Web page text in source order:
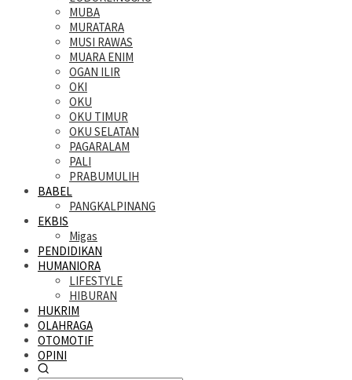
MUBA
MURATARA
MUSI RAWAS
MUARA ENIM
OGAN ILIR
OKI
OKU
OKU TIMUR
OKU SELATAN
PAGARALAM
PALI
PRABUMULIH
BABEL
PANGKALPINANG
EKBIS
Migas
PENDIDIKAN
HUMANIORA
LIFESTYLE
HIBURAN
HUKRIM
OLAHRAGA
OTOMOTIF
OPINI